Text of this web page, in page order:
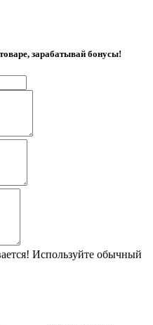
зарабатывай бонусы!
Используйте обычный